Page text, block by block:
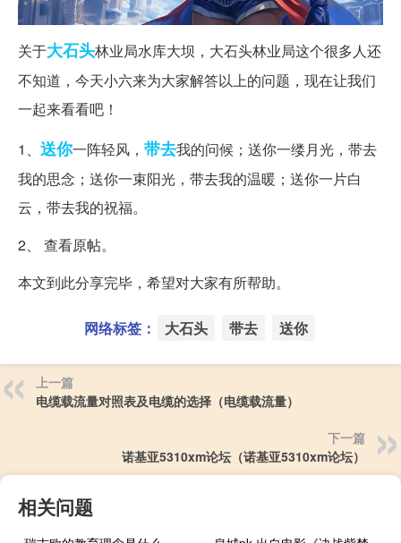
关于大石头林业局水库大坝，大石头林业局这个很多人还
不知道，今天小六来为大家解答以上的问题，现在让我们
一起来看看吧！
1、 送你一阵轻风， 带去我的问候；送你一缕月光，带去
我的思念；送你一束阳光，带去我的温暖；送你一片白
云，带去我的祝福。
2、 查看原帖。
本文到此分享完毕，希望对大家有所帮助。
网络标签： 大石头 带去 送你
上一篇
电缆载流量对照表及电缆的选择（电缆载流量）
下一篇
诺基亚5310xm论坛（诺基亚5310xm论坛）
相关问题